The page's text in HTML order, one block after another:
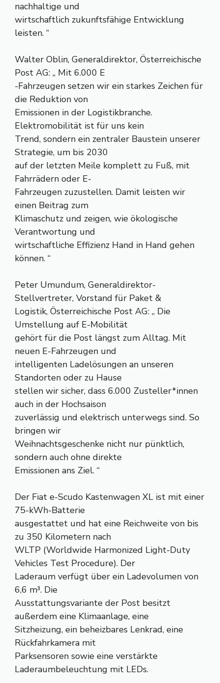
nachhaltige und
wirtschaftlich zukunftsfähige Entwicklung
leisten. “
Walter Oblin, Generaldirektor, Österreichische
Post AG: „ Mit 6.000 E
-Fahrzeugen setzen wir ein starkes Zeichen für
die Reduktion von
Emissionen in der Logistikbranche.
Elektromobilität ist für uns kein
Trend, sondern ein zentraler Baustein unserer
Strategie, um bis 2030
auf der letzten Meile komplett zu Fuß, mit
Fahrrädern oder E-
Fahrzeugen zuzustellen. Damit leisten wir
einen Beitrag zum
Klimaschutz und zeigen, wie ökologische
Verantwortung und
wirtschaftliche Effizienz Hand in Hand gehen
können. “
Peter Umundum, Generaldirektor-
Stellvertreter, Vorstand für Paket &
Logistik, Österreichische Post AG: „ Die
Umstellung auf E-Mobilität
gehört für die Post längst zum Alltag. Mit
neuen E-Fahrzeugen und
intelligenten Ladelösungen an unseren
Standorten oder zu Hause
stellen wir sicher, dass 6.000 Zusteller*innen
auch in der Hochsaison
zuverlässig und elektrisch unterwegs sind. So
bringen wir
Weihnachtsgeschenke nicht nur pünktlich,
sondern auch ohne direkte
Emissionen ans Ziel. “
Der Fiat e-Scudo Kastenwagen XL ist mit einer
75-kWh-Batterie
ausgestattet und hat eine Reichweite von bis
zu 350 Kilometern nach
WLTP (Worldwide Harmonized Light-Duty
Vehicles Test Procedure). Der
Laderaum verfügt über ein Ladevolumen von
6,6 m³. Die
Ausstattungsvariante der Post besitzt
außerdem eine Klimaanlage, eine
Sitzheizung, ein beheizbares Lenkrad, eine
Rückfahrkamera mit
Parksensoren sowie eine verstärkte
Laderaumbeleuchtung mit LEDs.